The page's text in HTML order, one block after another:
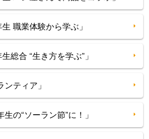
職業体験から学ぶ」
総合 “生き方を学ぶ”」
ティア」
の“ソーラン節”に！」